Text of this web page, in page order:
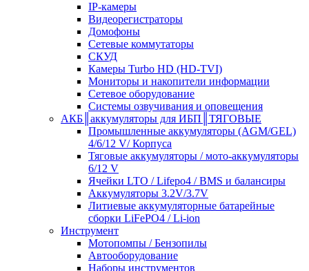
IP-камеры
Видеорегистраторы
Домофоны
Сетевые коммутаторы
СКУД
Камеры Turbo HD (HD-TVI)
Мониторы и накопители информации
Сетевое оборудование
Системы озвучивания и оповещения
АКБ║аккумуляторы для ИБП║ТЯГОВЫЕ
Промышленные аккумуляторы (AGM/GEL)
4/6/12 V/ Корпуса
Тяговые аккумуляторы / мото-аккумуляторы
6/12 V
Ячейки LTO / Lifepo4 / BMS и балансиры
Аккумуляторы 3.2V/3.7V
Литиевые аккумуляторные батарейные
сборки LiFePO4 / Li-ion
Инструмент
Мотопомпы / Бензопилы
Автооборудование
Наборы инструментов